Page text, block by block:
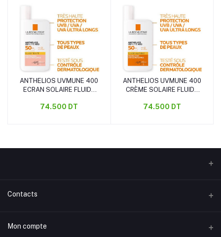
Ajouter au panier
ANTHELIOS UVMUNE 400
ECRAN SOLAIRE FLUIDE
74.500 DT
Ajouter au panier
ANTHELIOS UVMUNE 400
CRÈME SOLAIRE FLUIDE
74.500 DT
Contacts
Adresse
Mon compte